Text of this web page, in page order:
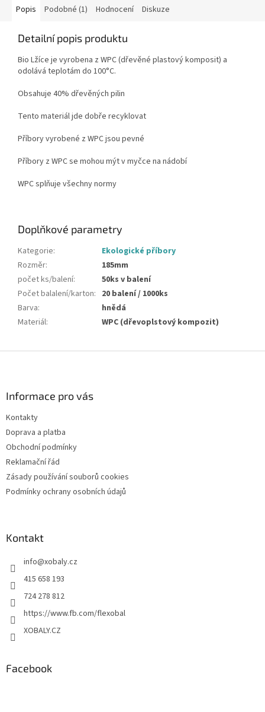
Popis Podobné (1) Hodnocení Diskuze
Detailní popis produktu
Bio Lžíce je vyrobena z WPC (dřevěné plastový komposit) a
odolává teplotám do 100°C.
Obsahuje 40% dřevěných pilin
Tento materiál jde dobře recyklovat
Příbory vyrobené z WPC jsou pevné
Příbory z WPC se mohou mýt v myčce na nádobí
WPC splňuje všechny normy
Doplňkové parametry
Kategorie:
Ekologické příbory
Rozměr:
185mm
počet ks/balení:
50ks v balení
Počet balalení/karton: 20 balení / 1000ks
Barva:
hnědá
Materiál: WPC (dřevoplstový kompozit)
Informace pro vás
Kontakty
Doprava a platba
Obchodní podmínky
Reklamační řád
Zásady používání souborů cookies
Podmínky ochrany osobních údajů
Kontakt
info@xobaly.cz
415 658 193
724 278 812
https://www.fb.com/flexobal
XOBALY.CZ
Facebook